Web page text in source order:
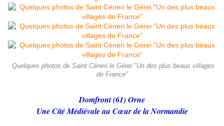
Quelques photos de Saint Céneri le Gérei "Un des plus beaux villages
de France"
Domfront (61) Orne
Une Cité Médiévale au Cœur de la Normandie